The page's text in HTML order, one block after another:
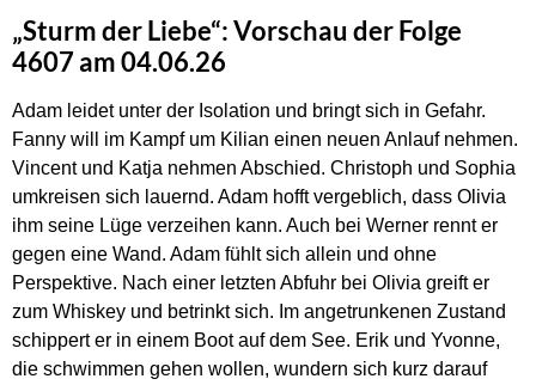
„Sturm der Liebe“: Vorschau der Folge
4607 am 04.06.26
Adam leidet unter der Isolation und bringt sich in Gefahr.
Fanny will im Kampf um Kilian einen neuen Anlauf nehmen.
Vincent und Katja nehmen Abschied. Christoph und Sophia
umkreisen sich lauernd. Adam hofft vergeblich, dass Olivia
ihm seine Lüge verzeihen kann. Auch bei Werner rennt er
gegen eine Wand. Adam fühlt sich allein und ohne
Perspektive. Nach einer letzten Abfuhr bei Olivia greift er
zum Whiskey und betrinkt sich. Im angetrunkenen Zustand
schippert er in einem Boot auf dem See. Erik und Yvonne,
die schwimmen gehen wollen, wundern sich kurz darauf